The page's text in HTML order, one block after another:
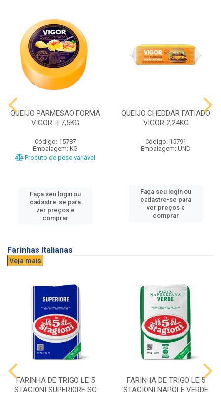
QUEIJO PARMESAO FORMA
VIGOR -¦ 7,5KG
Código: 15787
Embalagem: KG
Produto de peso variável
Faça seu login ou
cadastre-se para
ver preços e
comprar
QUEIJO CHEDDAR FATIADO
VIGOR 2,24KG
Código: 15791
Embalagem: UND
Faça seu login ou
cadastre-se para
ver preços e
comprar
Farinhas Italianas
Veja mais
FARINHA DE TRIGO LE 5
STAGIONI SUPERIORE SC
FARINHA DE TRIGO LE 5
STAGIONI NAPOLE VERDE